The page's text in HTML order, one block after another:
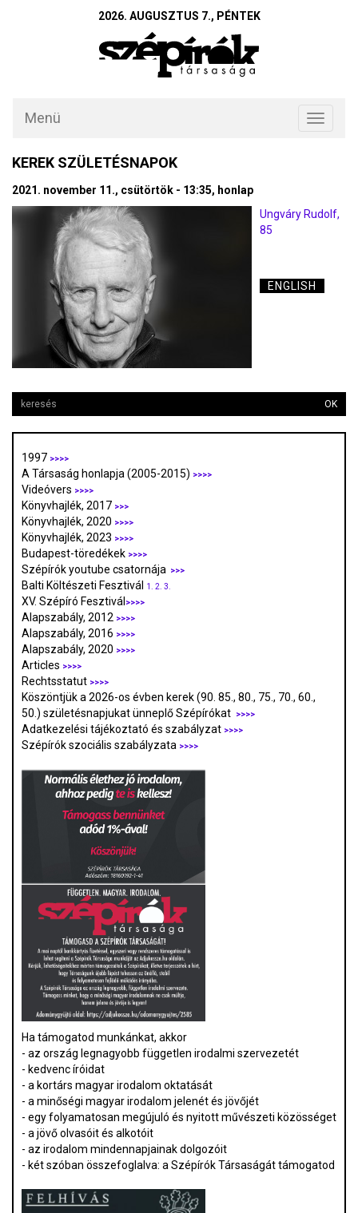
2026. AUGUSZTUS 7., PÉNTEK
Toggle
Menü
KEREK SZÜLETÉSNAPOK
2021. november 11., csütörtök - 13:35, honlap
Ungváry Rudolf,
85
ENGLISH
OK
1997 >>>>
A Társaság honlapja (2005-2015) >>>>
Videóvers >>>>
Könyvhajlék, 2017 >>>
Könyvhajlék, 2020 >>>>
Könyvhajlék, 2023 >>>>
Budapest-töredékek >>>>
Szépírók youtube csatornája >>>
Balti Költészeti Fesztivál 1. 2. 3.
XV. Szépíró Fesztivál >>>>
Alapszabály, 2012 >>>>
Alapszabály, 2016 >>>>
Alapszabály, 2020 >>>>
Articles >>>>
Rechtsstatut >>>>
Köszöntjük a 2026-os évben kerek (90. 85., 80., 75., 70., 60.,
50.) születésnapjukat ünneplő Szépírókat
>>>>
Adatkezelési tájékoztató és szabályzat >>>>
Szépírók szociális szabályzata >>>>
Ha támogatod munkánkat, akkor
- az ország legnagyobb független irodalmi szervezetét
- kedvenc íróidat
- a kortárs magyar irodalom oktatását
- a minőségi magyar irodalom jelenét és jövőjét
- egy folyamatosan megújuló és nyitott művészeti közösséget
- a jövő olvasóit és alkotóit
- az irodalom mindennapjainak dolgozóit
- két szóban összefoglalva: a Szépírók Társaságát támogatod